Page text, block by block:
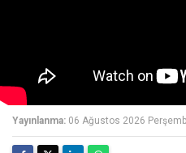
Yayınlanma: 06 Ağustos 2026